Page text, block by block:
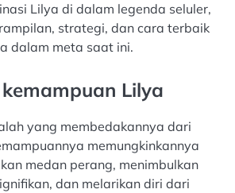
Lilya di dalam legenda seluler,
strategi, dan cara terbaik
dalam meta saat ini.
Lilya
yang membedakannya dari
memungkinkannya
medan perang, menimbulkan
dan melarikan diri dari